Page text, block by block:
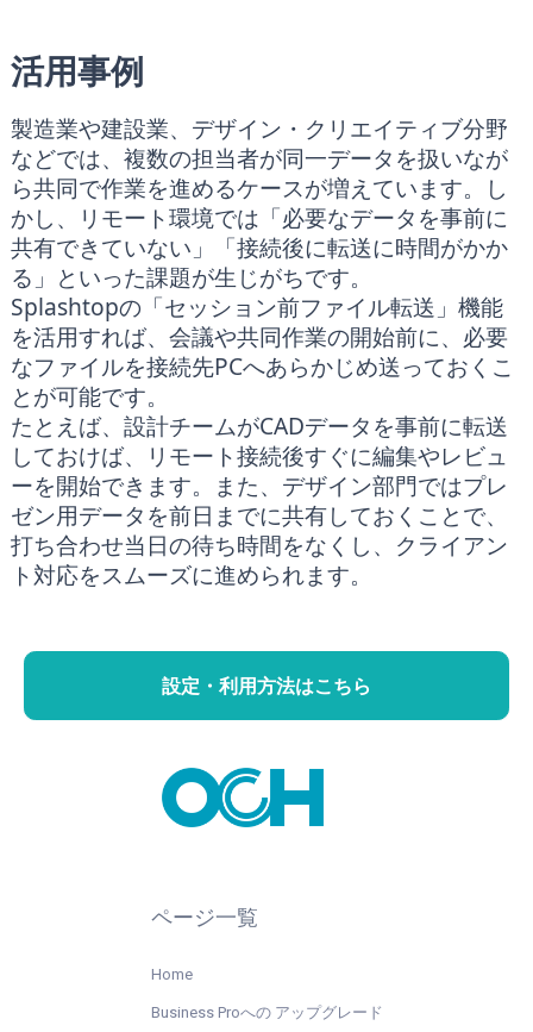
活用事例
製造業や建設業、デザイン・クリエイティブ分野
などでは、複数の担当者が同一データを扱いなが
ら共同で作業を進めるケースが増えています。し
かし、リモート環境では「必要なデータを事前に
共有できていない」「接続後に転送に時間がかか
る」といった課題が生じがちです。
Splashtopの「セッション前ファイル転送」機能
を活用すれば、会議や共同作業の開始前に、必要
なファイルを接続先PCへあらかじめ送っておくこ
とが可能です。
たとえば、設計チームがCADデータを事前に転送
しておけば、リモート接続後すぐに編集やレビュ
ーを開始できます。また、デザイン部門ではプレ
ゼン用データを前日までに共有しておくことで、
打ち合わせ当日の待ち時間をなくし、クライアン
ト対応をスムーズに進められます。
設定・利用方法はこちら
ページ一覧
Home
Business Proへの アップグレード